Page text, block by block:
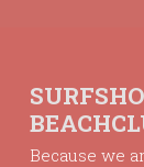
Because we